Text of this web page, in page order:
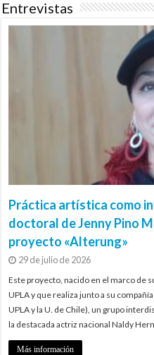
Entrevistas
Práctica artística como
doctoral de Jenny Pino
proyecto «Alterung»
29 de julio de 2026
Este proyecto, nacido en el marco de
UPLA y que realiza junto a su
UPLA y la U. de Chile), un grupo
la destacada actriz nacional Naldy
Más información